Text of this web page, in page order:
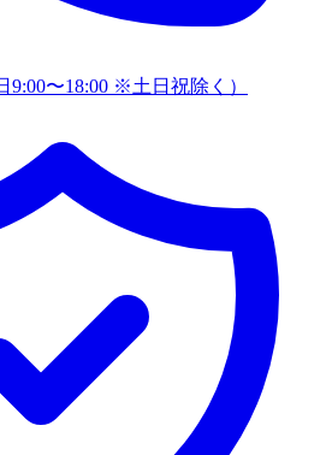
9:00〜18:00 ※土日祝除く）